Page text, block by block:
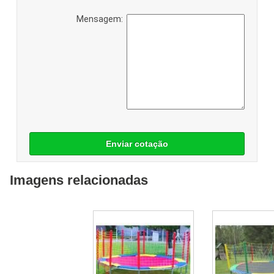
Mensagem:
Enviar cotação
Imagens relacionadas